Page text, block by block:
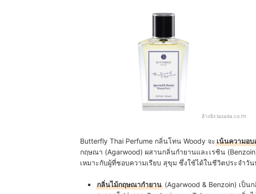
อ้างอิง:lazada.co.th
Butterfly Thai Perfume กลิ่นโทน Woody จะเน้นความอ
กฤษณา (Agarwood) ผสานกลิ่นกำยานและเรซิน
เหมาะกับผู้ที่ชอบความเรียบ สุขุม ซึ่งใช้ได้ในชีวิตประจำ
กลิ่นไม้กฤษณากำยาน (Agarwood & Benzoin) เป็